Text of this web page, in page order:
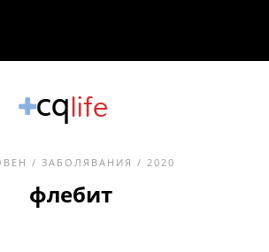
/ ЗАБОЛЯВАНИЯ / 2020
флебит